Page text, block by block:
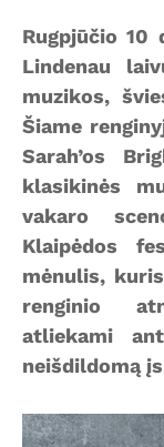
Rugpjūčio 10
Lindenau
muzikos,
Šiame
Sarah’os
klasikinės
vakaro
Klaipėdos
mėnulis,
renginio
atliekami
neišdildomą